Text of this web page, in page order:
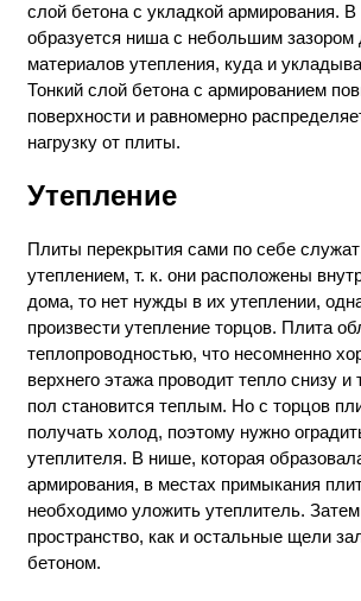
слой бетона с укладкой армирования. В
образуется ниша с небольшим зазором
материалов утепления, куда и
Тонкий слой бетона с армированием
поверхности и равномерно
нагрузку от плиты.
Утепление
Плиты перекрытия сами по себе
утеплением, т. к. они расположены
дома, то нет нужды в их утеплении,
произвести утепление торцов. Плита
теплопроводностью, что несомненно
верхнего этажа проводит тепло снизу и
пол становится теплым. Но с торцов
получать холод, поэтому нужно
утеплителя. В нише, которая
армирования, в местах примыкания
необходимо уложить утеплитель.
пространство, как и остальные щели
бетоном.